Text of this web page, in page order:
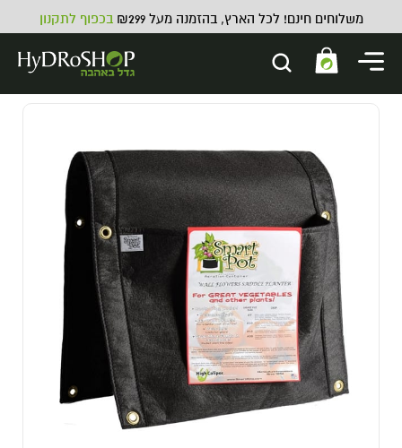
משלוחים חינם! לכל הארץ, בהזמנה מעל ₪299 בכפוף לתקנון
צינור שרשורי להעברת אוויר
מאלומיניום - 10 מטר - 4 צול - 10
מטר
₪80.00
+